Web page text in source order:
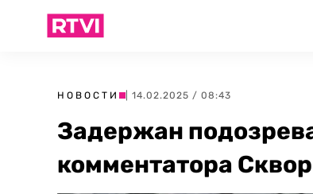
НОВОСТИ | 14.02.2025 / 08:43
Задержан
комментатора